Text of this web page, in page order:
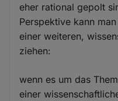
eher rational gepolt
Perspektive kann
einer weiteren,
ziehen:
wenn es um das
einer